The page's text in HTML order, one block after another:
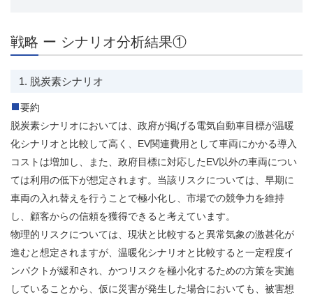
戦略 ー シナリオ分析結果①
1. 脱炭素シナリオ
要約
脱炭素シナリオにおいては、政府が掲げる電気自動車目標が温暖
化シナリオと比較して高く、EV関連費用として車両にかかる導入
コストは増加し、また、政府目標に対応したEV以外の車両につい
ては利用の低下が想定されます。当該リスクについては、早期に
車両の入れ替えを行うことで極小化し、市場での競争力を維持
し、顧客からの信頼を獲得できると考えています。
物理的リスクについては、現状と比較すると異常気象の激甚化が
進むと想定されますが、温暖化シナリオと比較すると一定程度イ
ンパクトが緩和され、かつリスクを極小化するための方策を実施
していることから、仮に災害が発生した場合においても、被害想